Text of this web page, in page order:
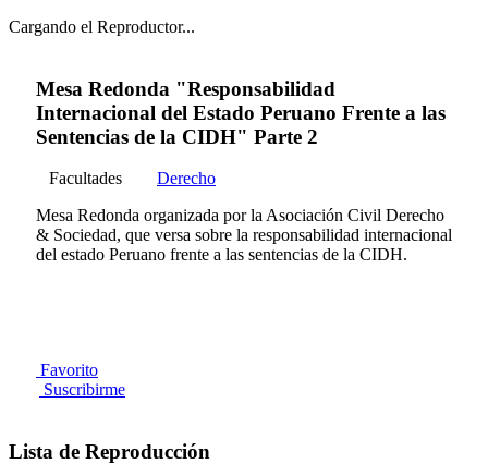
Cargando el Reproductor...
Mesa Redonda "Responsabilidad
Internacional del Estado Peruano Frente a las
Sentencias de la CIDH" Parte 2
Facultades
Derecho
Mesa Redonda organizada por la Asociación Civil Derecho
& Sociedad, que versa sobre la responsabilidad internacional
del estado Peruano frente a las sentencias de la CIDH.
Favorito
Suscribirme
Lista de Reproducción